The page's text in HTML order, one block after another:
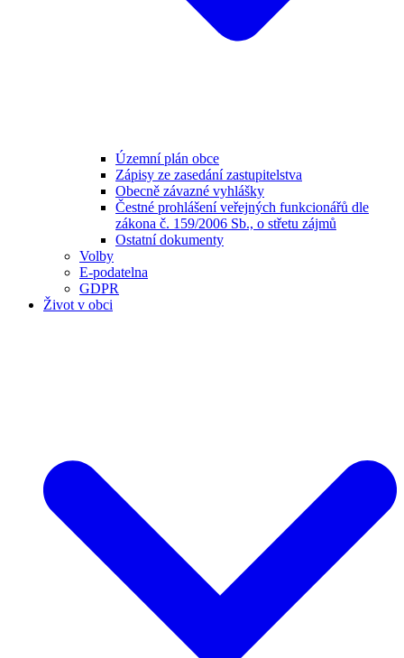
Územní plán obce
Zápisy ze zasedání zastupitelstva
Obecně závazné vyhlášky
Čestné prohlášení veřejných funkcionářů dle
zákona č. 159/2006 Sb., o střetu zájmů
Ostatní dokumenty
Volby
E-podatelna
GDPR
Život v obci